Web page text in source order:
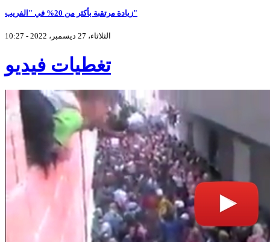
زيادة مرتقبة بأكثر من 20% في "الفريب"
الثلاثاء، 27 ديسمبر، 2022 - 10:27
تغطيات فيديو